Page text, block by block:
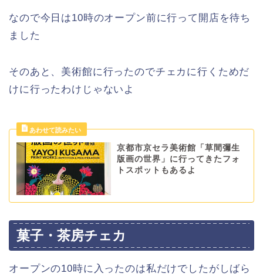
なので今日は10時のオープン前に行って開店を待ち
ました
そのあと、美術館に行ったのでチェカに行くためだ
けに行ったわけじゃないよ
京都市京セラ美術館「草間彌生
版画の世界」に行ってきたフォ
トスポットもあるよ
菓子・茶房チェカ
オープンの10時に入ったのは私だけでしたがしばら